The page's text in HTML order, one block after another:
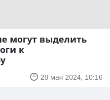
могут выделить
к
28 мая 2024, 10:16